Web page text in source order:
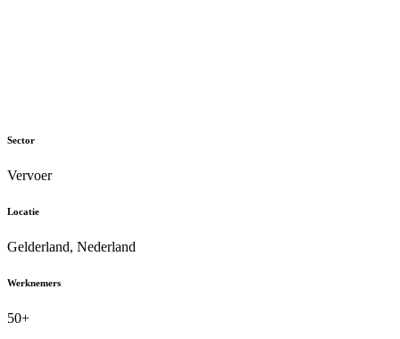
Sector
Vervoer
Locatie
Gelderland, Nederland
Werknemers
50+